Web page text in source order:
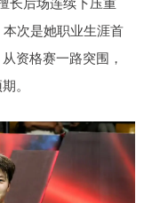
次是她职业生涯首
资格赛一路突围，
。